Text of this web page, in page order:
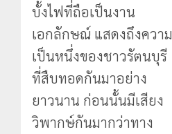
บั้งไฟที่ถือเป็นงาน
เอกลักษณ์ แสดงถึงความ
เป็นหนึ่งของชาวรัตนบุรี
ที่สืบทอดกันมาอย่าง
ยาวนาน ก่อนนั้นมีเสียง
วิพากษ์กันมากว่าทาง